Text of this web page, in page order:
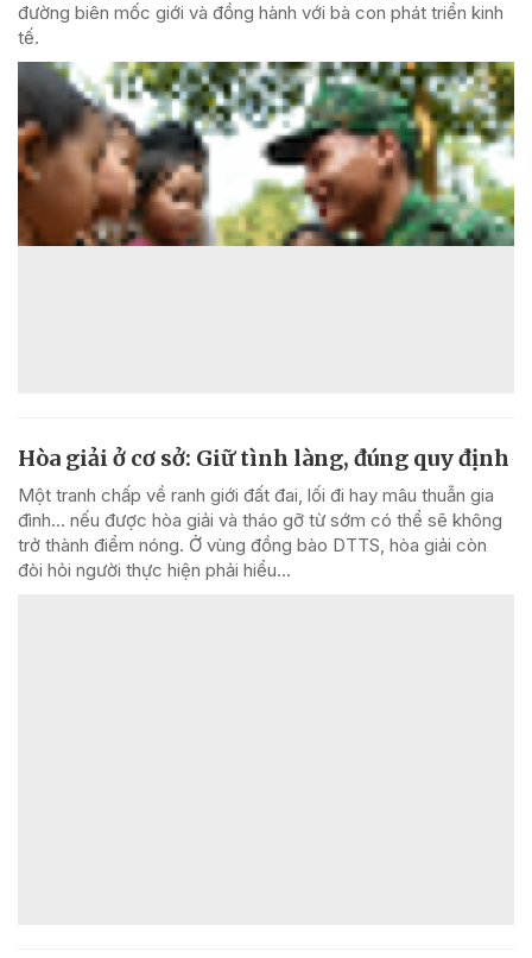
đường biên mốc giới và đồng hành với bà con phát triển kinh
tế.
Hòa giải ở cơ sở: Giữ tình làng, đúng quy định
Một tranh chấp về ranh giới đất đai, lối đi hay mâu thuẫn gia
đình... nếu được hòa giải và tháo gỡ từ sớm có thể sẽ không
trở thành điểm nóng. Ở vùng đồng bào DTTS, hòa giải còn
đòi hỏi người thực hiện phải hiểu...